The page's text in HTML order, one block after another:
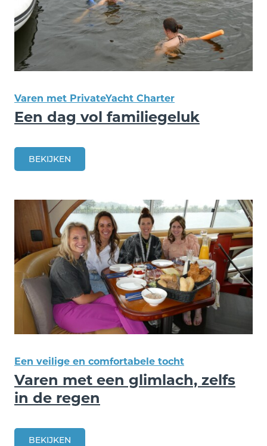
Varen met PrivateYacht Charter
Een dag vol familiegeluk
BEKIJKEN
Een veilige en comfortabele tocht
Varen met een glimlach, zelfs
in de regen
BEKIJKEN